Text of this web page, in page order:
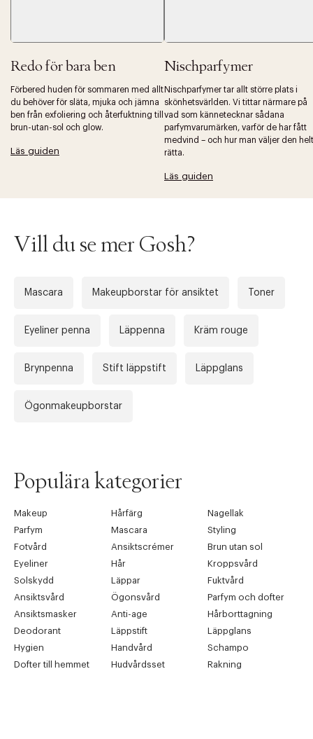
Redo för bara ben
Förbered huden för sommaren med allt
du behöver för släta, mjuka och jämna
ben från exfoliering och återfuktning till
brun-utan-sol och glow.
Läs guiden
Nischparfymer
Nischparfymer tar allt större plats i
skönhetsvärlden. Vi tittar närmare på
vad som kännetecknar sådana
parfymvarumärken, varför de har fått
medvind – och hur man väljer den helt
rätta.
Läs guiden
Tidigare
Vill du se mer Gosh?
Mascara Makeupborstar för ansiktet Toner
Eyeliner penna Läppenna Kräm rouge
Brynpenna Stift läppstift Läppglans
Ögonmakeupborstar
Populära kategorier
Makeup Hårfärg
Nagellak
Parfym
Mascara
Styling
Fotvård
Ansiktscrémer
Brun utan sol
Eyeliner
Hår
Kroppsvård
Solskydd
Läppar
Fuktvård
Ansiktsvård
Ögonsvård
Parfym och dofter
Ansiktsmasker
Anti-age
Hårborttagning
Deodorant
Läppstift
Läppglans
Hygien
Handvård
Schampo
Dofter till hemmet
Hudvårdsset Rakning